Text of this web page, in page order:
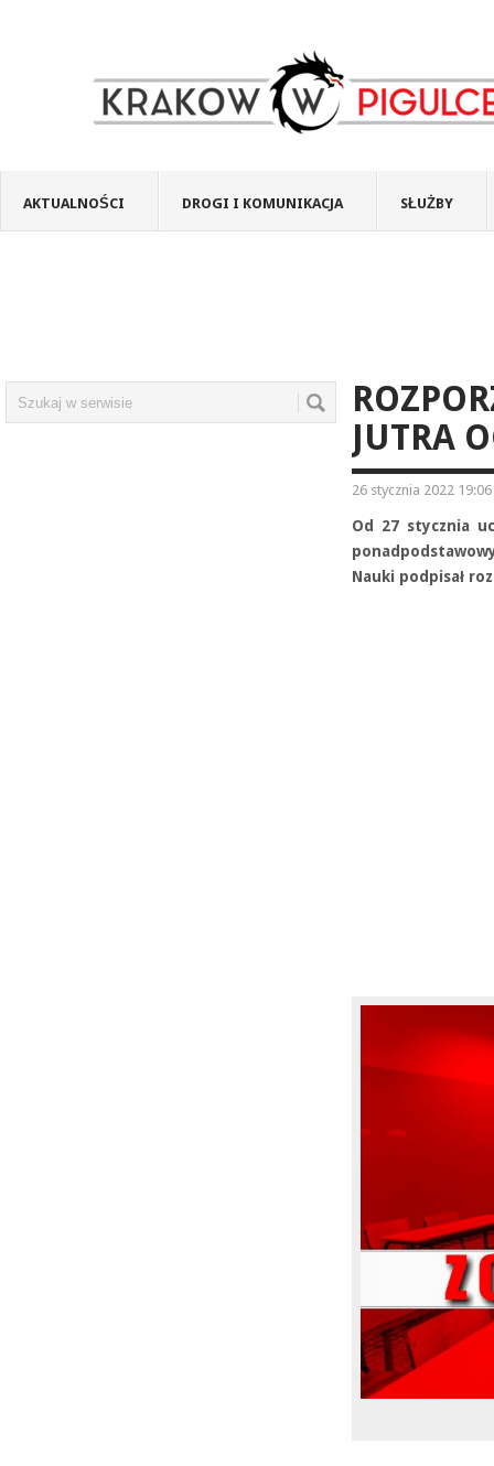
AKTUALNOŚCI DROGI I KOMUNIKACJA SŁUŻBY
JUTRA
26 stycznia 2022 19:06
Od 27 stycznia
Nauki podpisał